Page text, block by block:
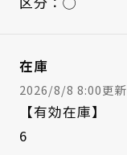
在庫
2026/8/8 8:00更新
【有効在庫】
6